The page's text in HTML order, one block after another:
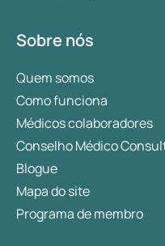
Sobre nós
Quem somos
Como funciona
Médicos colaboradores
Conselho Médico
Blogue
Mapa do site
Programa de membro